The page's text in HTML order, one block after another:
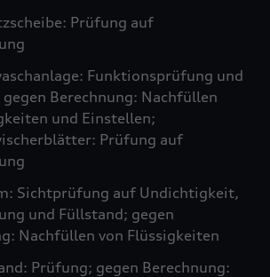
Prüfung auf
Funktionsprüfung und
Berechnung: Nachfüllen
und Einstellen;
Prüfung auf
Sichtprüfung auf Undichtigkeit,
und Füllstand; gegen
Nachfüllen von Flüssigkeiten
Prüfung; gegen Berechnung: